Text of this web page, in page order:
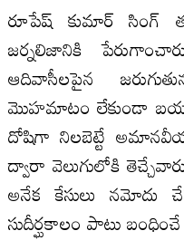
రూపేష్ కుమార్ సింగ్
జర్నలిజానికి
ఆదివాసీలపైన
మొహమాటం లేకుండా
దోషిగా నిలబెట్టే అమానవీయ
ద్వారా వెలుగులోకి
అనేక కేసులు నమోదు
సుదీర్ఘకాలం పాటు